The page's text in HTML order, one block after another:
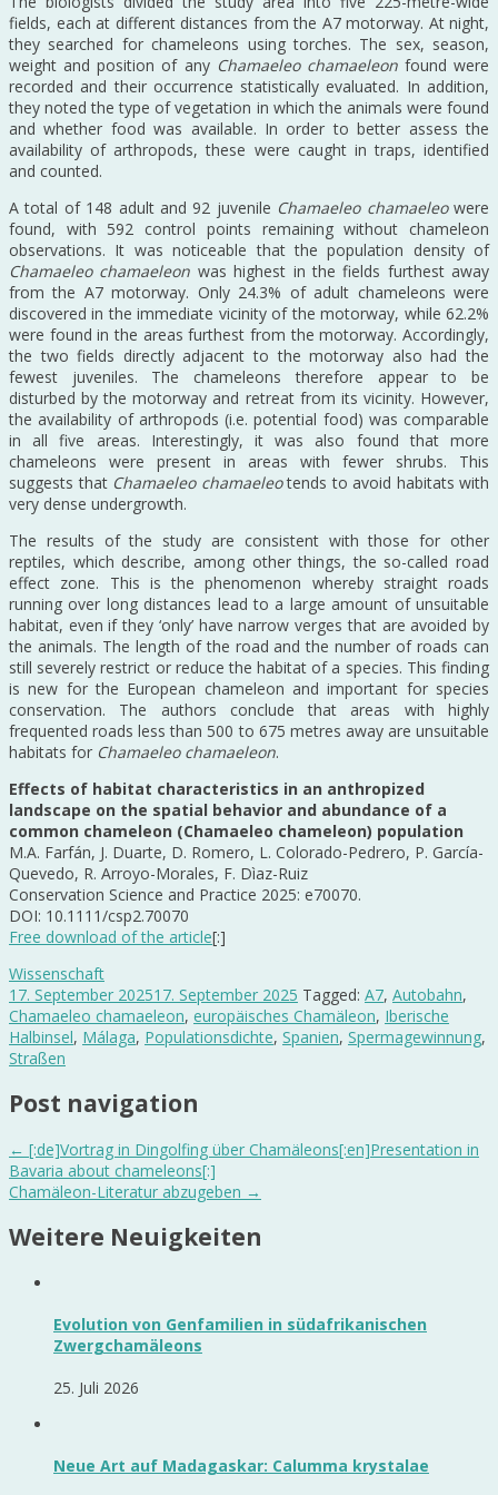
fields, each at different distances from the A7 motorway. At night,
they searched for chameleons using torches. The sex, season,
weight and position of any Chamaeleo chamaeleonfound were
recorded and their occurrence statistically evaluated. In addition,
they noted the type of vegetation in which the animals were found
and whether food was available. In order to better assess the
availability of arthropods, these were caught in traps, identified
and counted.
A total of 148 adult and 92 juvenile Chamaeleo chamaeleowere
found, with 592 control points remaining without chameleon
observations. It was noticeable that the population density of
Chamaeleo chamaeleon was highest in the fields furthest away
from the A7 motorway. Only 24.3% of adult chameleons were
discovered in the immediate vicinity of the motorway, while 62.2%
were found in the areas furthest from the motorway. Accordingly,
the two fields directly adjacent to the motorway also had the
fewest juveniles. The chameleons therefore appear to be
disturbed by the motorway and retreat from its vicinity. However,
the availability of arthropods (i.e. potential food) was comparable
in all five areas. Interestingly, it was also found that more
chameleons were present in areas with fewer shrubs. This
suggests that Chamaeleo chamaeleotends to avoid habitats with
very dense undergrowth.
The results of the study are consistent with those for other
reptiles, which describe, among other things, the so-called road
effect zone. This is the phenomenon whereby straight roads
running over long distances lead to a large amount of unsuitable
habitat, even if they ‘only’ have narrow verges that are avoided by
the animals. The length of the road and the number of roads can
still severely restrict or reduce the habitat of a species. This finding
is new for the European chameleon and important for species
conservation. The authors conclude that areas with highly
frequented roads less than 500 to 675 metres away are unsuitable
habitats for Chamaeleo chamaeleon.
Effects of habitat characteristics in an anthropized
landscape on the spatial behavior and abundance of a
common chameleon (Chamaeleo chameleon) population
M.A. Farfán, J. Duarte, D. Romero, L. Colorado-Pedrero, P. García-
Quevedo, R. Arroyo-Morales, F. Dìaz-Ruiz
Conservation Science and Practice 2025: e70070.
DOI: 10.1111/csp2.70070
Free download of the article[:]
Wissenschaft
17. September 202517. September 2025 Tagged: A7, Autobahn,
Chamaeleo chamaeleon, europäisches Chamäleon, Iberische
Halbinsel, Málaga, Populationsdichte, Spanien, Spermagewinnung,
Straßen
Post navigation
← [:de]Vortrag in Dingolfing über Chamäleons[:en]Presentation in
Bavaria about chameleons[:]
Chamäleon-Literatur abzugeben →
Weitere Neuigkeiten
Evolution von Genfamilien in südafrikanischen
Zwergchamäleons
25. Juli 2026
Neue Art auf Madagaskar: Calumma krystalae